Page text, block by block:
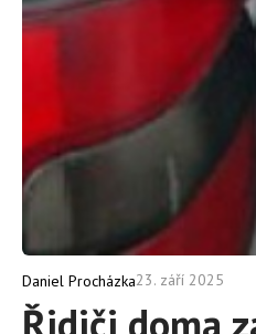
Daniel Procházka23. září 2025